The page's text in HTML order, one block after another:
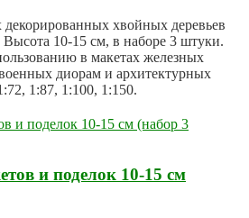
хвойных деревьев
Высота 10-15 см, в наборе 3 штуки.
в макетах железных
диорам и архитектурных
1:87, 1:100, 1:150.
и поделок 10-15 см